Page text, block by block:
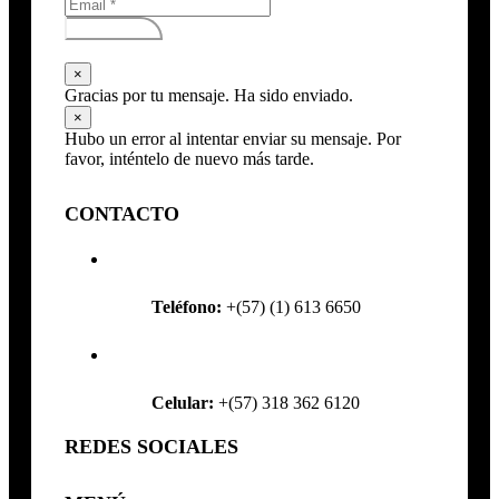
Subscribirse
×
Gracias por tu mensaje. Ha sido enviado.
×
Hubo un error al intentar enviar su mensaje. Por
favor, inténtelo de nuevo más tarde.
CONTACTO
Teléfono: +(57) (1) 613 6650
Celular: +(57) 318 362 6120
REDES SOCIALES